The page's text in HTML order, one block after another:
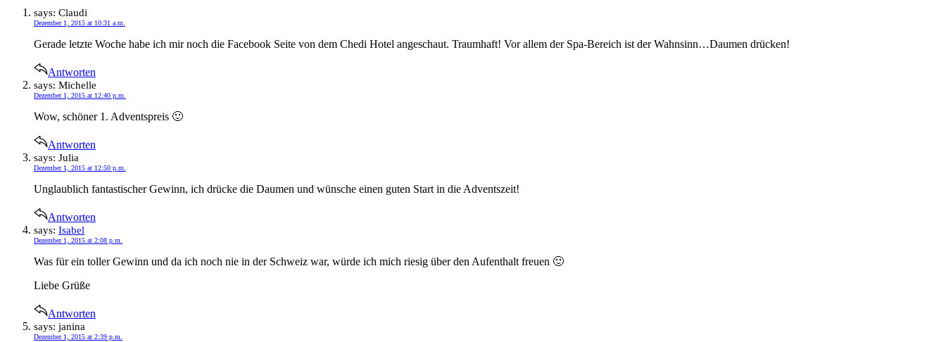
says: Claudi
Dezember 1, 2015 at 10:31 a.m.
Gerade letzte Woche habe ich mir noch die Facebook Seite von dem Chedi Hotel angeschaut. Traumhaft! Vor allem der Spa-Bereich ist der Wahnsinn…Daumen drücken!
Antworten
says: Michelle
Dezember 1, 2015 at 12:40 p.m.
Wow, schöner 1. Adventspreis 🙂
Antworten
says: Julia
Dezember 1, 2015 at 12:50 p.m.
Unglaublich fantastischer Gewinn, ich drücke die Daumen und wünsche einen guten Start in die Adventszeit!
Antworten
says: Isabel
Dezember 1, 2015 at 2:08 p.m.
Was für ein toller Gewinn und da ich noch nie in der Schweiz war, würde ich mich riesig über den Aufenthalt freuen 🙂
Liebe Grüße
Antworten
says: janina
Dezember 1, 2015 at 2:39 p.m.